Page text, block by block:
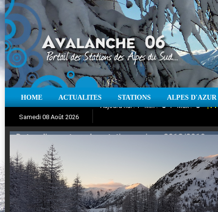
HOME ACTUALITES STATIONS ALPES D'AZUR
Samedi 08 Août 2026